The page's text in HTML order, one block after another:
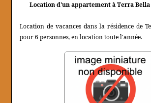
Location d'un appartement à Terra Bella
Location de vacances dans la résidence de
pour 6 personnes, en location toute l'année.